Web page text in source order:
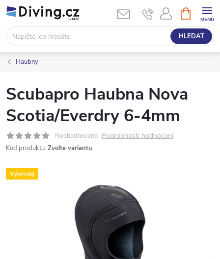
Přejít
na
obsah
HLEDAT
NÁKUPNÍ
KOŠÍK
Haubny
Scubapro Haubna Nova
Scotia/Everdry 6-4mm
Neohodnoceno Podrobnosti hodnocení
Kód produktu: Zvolte variantu
Výprodej